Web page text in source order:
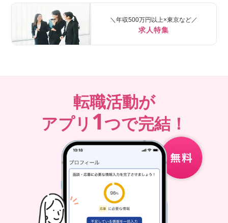
＼年収500万円以上×東京など／
求人特集
転職活動が
アプリ 1つで完結！